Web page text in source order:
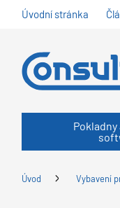
Úvodní stránka
Úvod Vybavení